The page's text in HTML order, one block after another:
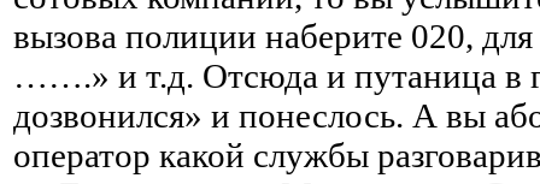
вызова полиции наберите 020,
…….» и т.д. Отсюда и путаница в
дозвонился» и понеслось. А вы
оператор какой службы